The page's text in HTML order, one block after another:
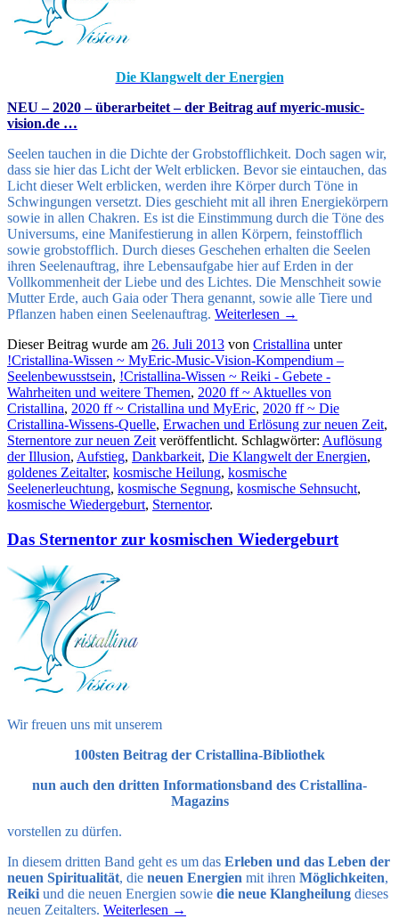
Die Klangwelt der Energien
NEU – 2020 –überarbeitet – der Beitrag auf myeric-music-
vision.de …
Seelen tauchen in die Dichte der Grobstofflichkeit. Doch sagen wir,
dass sie hier das Licht der Welt erblicken. Bevor sie eintauchen, das
Licht dieser Welt erblicken, werden ihre Körper durch Töne in
Schwingungen versetzt. Dies geschieht mit all ihren Energiekörpern
sowie in allen Chakren. Es ist die Einstimmung durch die Töne des
Universums, eine Manifestierung in allen Körpern, feinstofflich
sowie grobstofflich. Durch dieses Geschehen erhalten die Seelen
ihren Seelenauftrag, ihre Lebensaufgabe hier auf Erden in der
Vollkommenheit der Liebe und des Lichtes. Die Menschheit sowie
Mutter Erde, auch Gaia oder Thera genannt, sowie alle Tiere und
Pflanzen haben einen Seelenauftrag. Weiterlesen →
Dieser Beitrag wurde am 26. Juli 2013 von Cristallina unter
!Cristallina-Wissen ~ MyEric-Music-Vision-Kompendium –
Seelenbewusstsein, !Cristallina-Wissen ~ Reiki - Gebete -
Wahrheiten und weitere Themen, 2020 ff ~ Aktuelles von
Cristallina, 2020 ff ~ Cristallina und MyEric, 2020 ff ~ Die
Cristallina-Wissens-Quelle, Erwachen und Erlösung zur neuen Zeit,
Sternentore zur neuen Zeit veröffentlicht. Schlagwörter: Auflösung
der Illusion, Aufstieg, Dankbarkeit, Die Klangwelt der Energien,
goldenes Zeitalter, kosmische Heilung, kosmische
Seelenerleuchtung, kosmische Segnung, kosmische Sehnsucht,
kosmische Wiedergeburt, Sternentor.
Das Sternentor zur kosmischen Wiedergeburt
Wir freuen uns mit unserem
100sten Beitrag der Cristallina-Bibliothek
nun auch den dritten Informationsband des Cristallina-
Magazins
vorstellen zu dürfen.
In diesem dritten Band geht es um das Erleben und das Leben der
neuen Spiritualität, die neuen Energien mit ihren Möglichkeiten,
Reiki und die neuen Energien sowie die neue Klangheilung dieses
neuen Zeitalters. Weiterlesen →